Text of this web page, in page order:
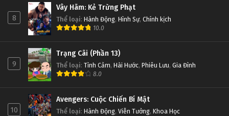
8
Vây Hãm: Kẻ Trừng Phạt
Thể loại: Hành Động, Hình Sự, Chính kịch
10.0
9
Trạng Cãi (Phần 13)
Thể loại: Tình Cảm, Hài Hước, Phiêu Lưu, Gia Đình
8.0
10
Avengers: Cuộc Chiến Bí Mật
Thể loại: Hành Động, Viễn Tưởng, Khoa Học